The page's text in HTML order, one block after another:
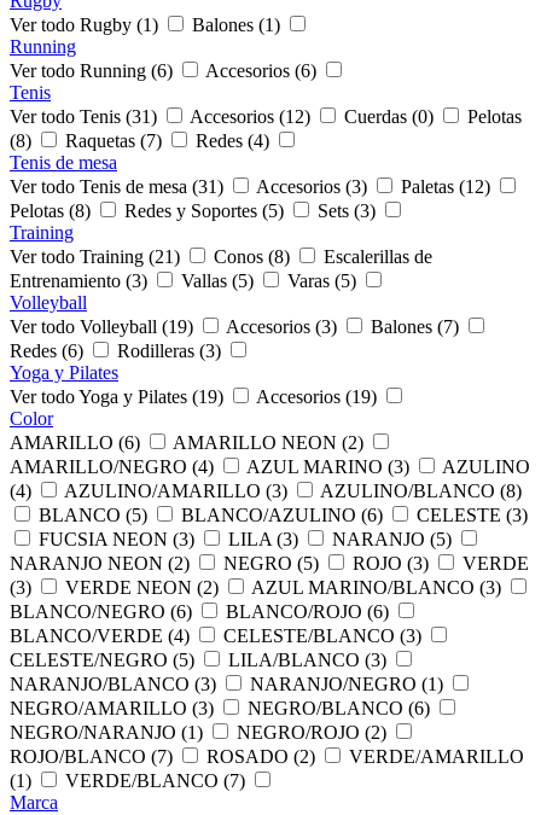
Ver todo Rugby (1)
Balones (1)
Running
Ver todo Running (6)
Accesorios (6)
Tenis
Ver todo Tenis (31)
Accesorios (12) Cuerdas (0)
Pelotas
(8)
Raquetas (7)
Redes (4)
Tenis de mesa
Ver todo Tenis de mesa (31)
Accesorios (3)
Paletas (12)
Pelotas (8)
Redes y Soportes (5)
Sets (3)
Training
Ver todo Training (21)
Conos (8)
Escalerillas de
Entrenamiento (3)
Vallas (5)
Varas (5)
Volleyball
Ver todo Volleyball (19)
Accesorios (3)
Balones (7)
Redes (6)
Rodilleras (3)
Yoga y Pilates
Ver todo Yoga y Pilates (19)
Accesorios (19)
Color
AMARILLO (6)
AMARILLO NEON (2)
AMARILLO/NEGRO (4)
AZUL MARINO (3)
AZULINO
(4)
AZULINO/AMARILLO (3)
AZULINO/BLANCO (8)
BLANCO (5)
BLANCO/AZULINO (6)
CELESTE (3)
FUCSIA NEON (3)
LILA (3)
NARANJO (5)
NARANJO NEON (2)
NEGRO (5) ROJO (3)
VERDE
(3)
VERDE NEON (2)
AZUL MARINO/BLANCO (3)
BLANCO/NEGRO (6)
BLANCO/ROJO (6)
BLANCO/VERDE (4)
CELESTE/BLANCO (3)
CELESTE/NEGRO (5)
LILA/BLANCO (3)
NARANJO/BLANCO (3)
NARANJO/NEGRO (1)
NEGRO/AMARILLO (3)
NEGRO/BLANCO (6)
NEGRO/NARANJO (1)
NEGRO/ROJO (2)
ROJO/BLANCO (7)
ROSADO (2)
VERDE/AMARILLO
(1)
VERDE/BLANCO (7)
Marca